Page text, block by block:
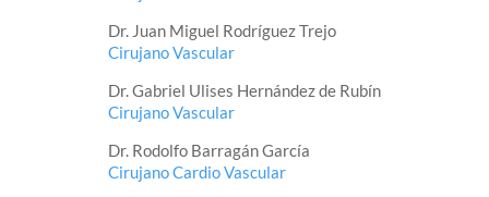
Dr. Juan Miguel Rodríguez Trejo
Cirujano Vascular
Dr. Gabriel Ulises Hernández de Rubín
Cirujano Vascular
Dr. Rodolfo Barragán García
Cirujano Cardio Vascular